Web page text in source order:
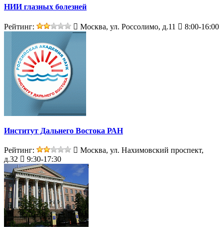
НИИ глазных болезней
Рейтинг: Москва, ул. Россолимо, д.11 8:00-16:00
Институт Дальнего Востока РАН
Рейтинг:
Москва, ул. Нахимовский проспект,
д.32
9:30-17:30